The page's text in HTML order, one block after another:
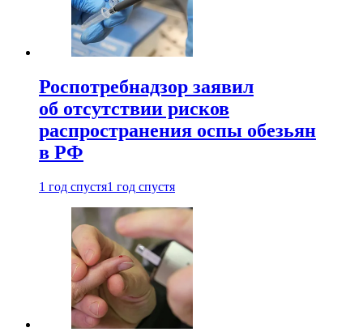
Роспотребнадзор заявил
об отсутствии рисков
распространения оспы обезьян
в РФ
1 год спустя1 год спустя